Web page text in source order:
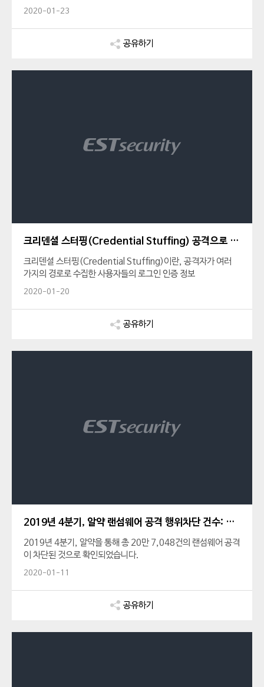
이번 사태의 원인은 무엇인지, 또 모바일 보안 위협에는 어떤 것
알아보세요.
2020-01-23
공유하기
크리덴셜 스터핑(Credential Stuffing) 공격으로 인한 클라우드 보안 주의!
크리덴셜 스터핑(Credential Stuffing)이란, 공격자가 여러
가지의 경로로 수집한 사용자들의 로그인 인증 정보
(Credential)를 다른 사이트의 계정 정보에 마구 대입
2020-01-20
공유하기
2019년 4분기, 알약 랜섬웨어 공격 행위차단 건수: 207,048건!
2019년 4분기, 알약을 통해 총 20만 7,048건의 랜섬웨어 공격
이 차단된 것으로 확인되었습니다.
2020-01-11
공유하기